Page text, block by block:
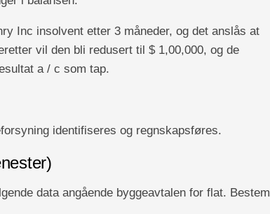
Inc insolvent etter 3 måneder, og det anslås at
vil den bli redusert til $ 1,00,000, og de
a / c som tap.
identifiseres og regnskapsføres.
data angående byggeavtalen for flat. Bestem